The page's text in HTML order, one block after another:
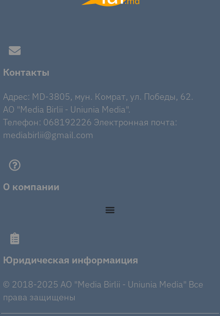
Контакты
Адрес: MD-3805, мун. Комрат, ул. Победы, 62.
AO "Media Birlii - Uniunia Media".
Телефон: 068192226 Электронная почта:
mediabirlii@gmail.com
О компании
Юридическая информаиция
© 2018-2025 AO "Media Birlii - Uniunia Media" Все
права защищены